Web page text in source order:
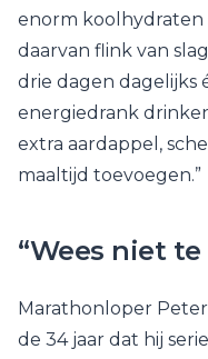
enorm koolhydraten
daarvan flink van
drie dagen dagelijks
energiedrank
extra aardappel,
maaltijd toevoegen.”
“Wees niet
Marathonloper
de 34 jaar dat hij